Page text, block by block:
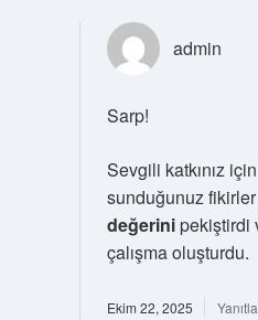
admin
Sarp!
Sevgili katkınız
sunduğunuz fikirler
değerinipekiştirdi
çalışma oluşturdu.
Ekim 22, 2025 Yanıtla